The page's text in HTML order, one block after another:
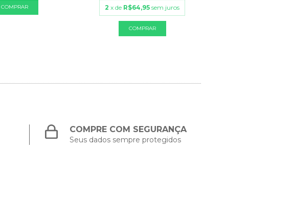
2 x de R$64,95 sem juros
COMPRE COM SEGURANÇA
Seus dados sempre protegidos